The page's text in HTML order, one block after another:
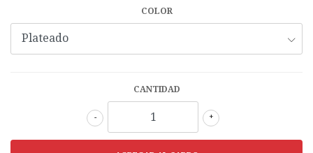
COLOR
CANTIDAD
+
-